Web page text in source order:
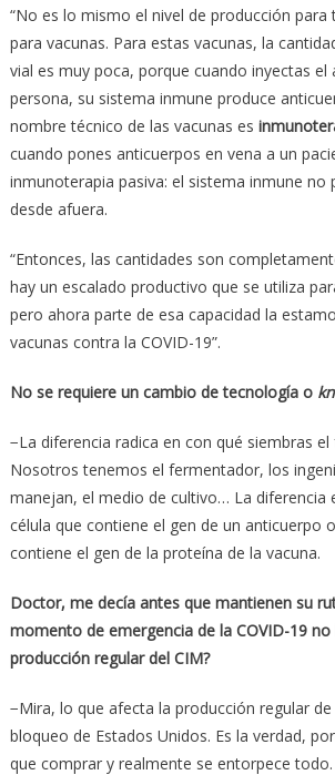
“No es lo mismo el nivel de producción para
para vacunas. Para estas vacunas, la
vial es muy poca, porque cuando inyectas el
persona, su sistema inmune produce
nombre técnico de las vacunas es
cuando pones anticuerpos en vena a un
inmunoterapia pasiva: el sistema inmune no
desde afuera.
“Entonces, las cantidades son
hay un escalado productivo que se utiliza
pero ahora parte de esa capacidad la
vacunas contra la COVID-19”.
No se requiere un cambio de tecnología o
−La diferencia radica en con qué siembras
Nosotros tenemos el fermentador, los
manejan, el medio de cultivo… La diferencia
célula que contiene el gen de un anticuerpo
contiene el gen de la proteína de la vacuna.
Doctor, me decía antes que mantienen su
momento de emergencia de la COVID-19
producción regular del CIM?
−Mira, lo que afecta la producción regular
bloqueo de Estados Unidos. Es la verdad,
que comprar y realmente se entorpece todo.